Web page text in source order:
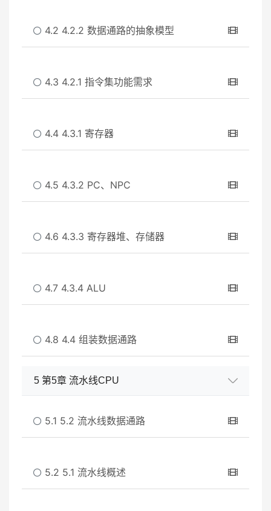
4.2 4.2.2 数据通路的抽象模型
4.3 4.2.1 指令集功能需求
4.4 4.3.1 寄存器
4.5 4.3.2 PC、NPC
4.6 4.3.3 寄存器堆、存储器
4.7 4.3.4 ALU
4.8 4.4 组装数据通路
5 第5章 流水线CPU
5.1 5.2 流水线数据通路
5.2 5.1 流水线概述